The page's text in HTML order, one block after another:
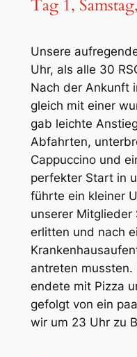
Tag 1,
Unsere
Uhr, als alle 30
Nach der Ankunft
gleich mit einer
gab leichte
Abfahrten,
Cappuccino und
perfekter Start in
führte ein kleiner
unserer Mitglieder
erlitten und nach
antreten mussten.
endete mit Pizza
gefolgt von ein
wir um 23 Uhr zu